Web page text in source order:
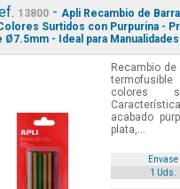
13800 - Apli Recambio de
Surtidos con Purpurina -
Ø7.5mm - Ideal para
Recambio
colores
acabado
plata,...
Envase
1 Uds.